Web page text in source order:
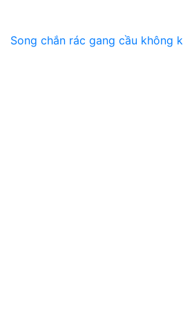
Song chắn rác gang cầu không